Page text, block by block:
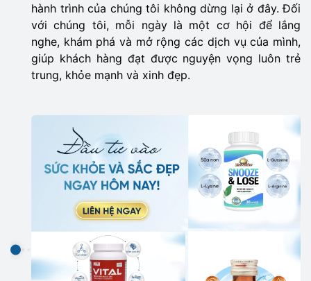
hành trình của chúng tôi không dừng lại ở đây. Đối
với chúng tôi, mỗi ngày là một cơ hội để lắng
nghe, khám phá và mở rộng các dịch vụ của mình,
giúp khách hàng đạt được nguyện vọng luôn trẻ
trung, khỏe mạnh và xinh đẹp.